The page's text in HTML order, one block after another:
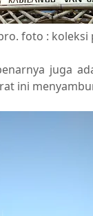
foto : koleksi
juga
ini